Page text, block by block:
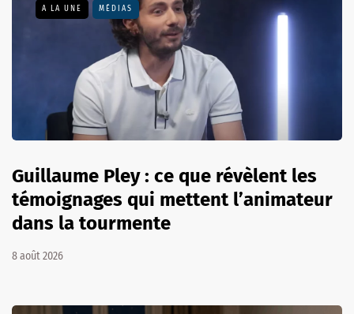
A LA UNE MÉDIAS
Guillaume Pley : ce que révèlent les
témoignages qui mettent l’animateur
dans la tourmente
8 août 2026